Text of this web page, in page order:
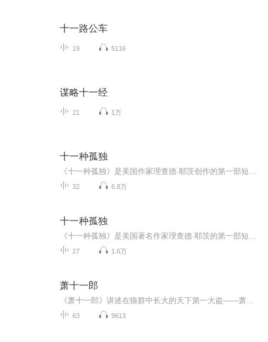
十一路公车
19 5116
谋略十一经
21 1万
十一种孤独
32 6.8万
十一种孤独
27 1.6万
萧十一郎
63 9613